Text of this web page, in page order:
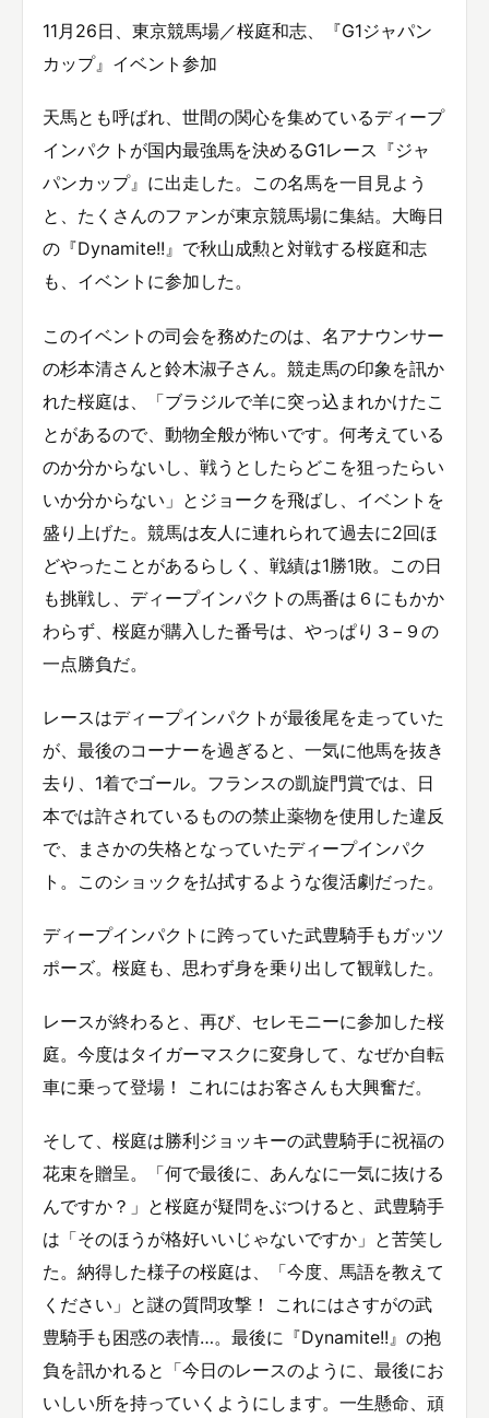
11月26日、東京競馬場／桜庭和志、『G1ジャパン
カップ』イベント参加
天馬とも呼ばれ、世間の関心を集めているディープ
インパクトが国内最強馬を決めるG1レース『ジャ
パンカップ』に出走した。この名馬を一目見よう
と、たくさんのファンが東京競馬場に集結。大晦日
の『Dynamite!!』で秋山成勲と対戦する桜庭和志
も、イベントに参加した。
このイベントの司会を務めたのは、名アナウンサー
の杉本清さんと鈴木淑子さん。競走馬の印象を訊か
れた桜庭は、「ブラジルで羊に突っ込まれかけたこ
とがあるので、動物全般が怖いです。何考えている
のか分からないし、戦うとしたらどこを狙ったらい
いか分からない」とジョークを飛ばし、イベントを
盛り上げた。競馬は友人に連れられて過去に2回ほ
どやったことがあるらしく、戦績は1勝1敗。この日
も挑戦し、ディープインパクトの馬番は６にもかか
わらず、桜庭が購入した番号は、やっぱり３−９の
一点勝負だ。
レースはディープインパクトが最後尾を走っていた
が、最後のコーナーを過ぎると、一気に他馬を抜き
去り、1着でゴール。フランスの凱旋門賞では、日
本では許されているものの禁止薬物を使用した違反
で、まさかの失格となっていたディープインパク
ト。このショックを払拭するような復活劇だった。
ディープインパクトに跨っていた武豊騎手もガッツ
ポーズ。桜庭も、思わず身を乗り出して観戦した。
レースが終わると、再び、セレモニーに参加した桜
庭。今度はタイガーマスクに変身して、なぜか自転
車に乗って登場！ これにはお客さんも大興奮だ。
そして、桜庭は勝利ジョッキーの武豊騎手に祝福の
花束を贈呈。「何で最後に、あんなに一気に抜ける
んですか？」と桜庭が疑問をぶつけると、武豊騎手
は「そのほうが格好いいじゃないですか」と苦笑し
た。納得した様子の桜庭は、「今度、馬語を教えて
ください」と謎の質問攻撃！ これにはさすがの武
豊騎手も困惑の表情…。最後に『Dynamite!!』の抱
負を訊かれると「今日のレースのように、最後にお
いしい所を持っていくようにします。一生懸命、頑